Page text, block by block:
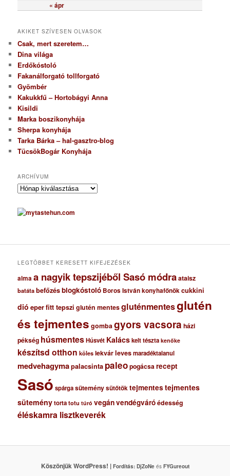
« ápr
AKIKET SZÍVESEN OLVASOK
Csak, mert szeretem…
Dina világa
Erdőkóstoló
Fakanálforgató tollforgató
Gyömbér
Kakukkfű – Hortobágyi Anna
Kisildi
Marka boszikonyhája
Sherpa konyhája
Tarka Bárka – hal-gasztro-blog
TücsökBogár Konyhája
ARCHÍVUM
A
c
h
u
LEGTÖBBET KERESETT KIFEJEZÉSEK
almaa nagyik tepszijéből Sasó módraataisz
batáta befőzésblogkóstoló Boros István konyhafőnökcukkini
dió eperfitt tepszi glutén mentesgluténmentesglutén
és tejmentes gombagyors vacsora házi
pékség húsmentesHúsvét Kalácskelt tészta kenőke
készítsd otthon köles lekvárlevesmaradéktalanul
medvehagymapalacsinta paleopogácsa recept
Sasó spárgasüteménysütőtöktejmentestejmentes
süteménytorta totu túró vegánvendégváróédesség
éléskamra lisztkeverék
Köszönjük WordPress! | Fordítás: DjZoNeés FYGureout